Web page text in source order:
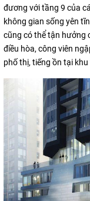
đương với tầng 9 của
không gian sống yên
cũng có thể tận hưởng
điều hòa, công viên
phố thị, tiếng ồn tại